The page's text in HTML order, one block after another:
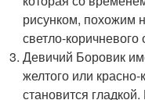
рисунком, похожим
светло-коричневого
Девичий Боровик
желтого или
становится